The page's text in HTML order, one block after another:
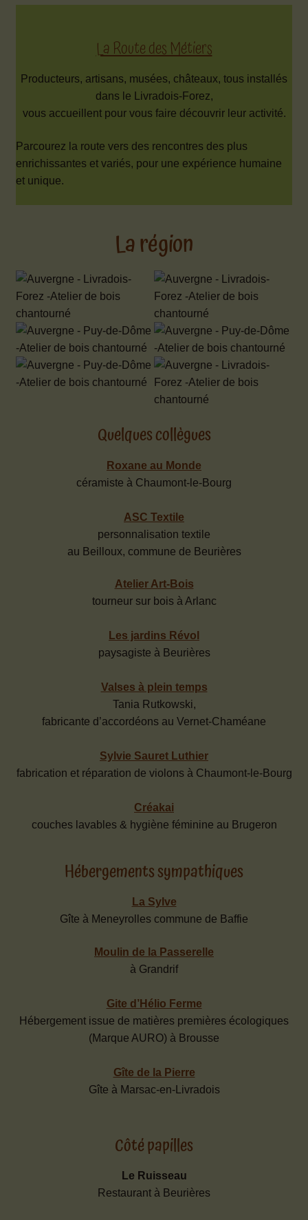
La Route des Métiers
Producteurs, artisans, musées, châteaux, tous installés
dans le Livradois-Forez,
vous accueillent pour vous faire découvrir leur activité.
Parcourez la route vers des rencontres des plus
enrichissantes et variés, pour une expérience humaine
et unique.
La région
Quelques collègues
Roxane au Monde
céramiste à Chaumont-le-Bourg
ASC Textile
personnalisation textile
au Beilloux, commune de Beurières
Atelier Art-Bois
tourneur sur bois à Arlanc
Les jardins Révol
paysagiste à Beurières
Valses à plein temps
Tania Rutkowski,
fabricante d’accordéons au Vernet-Chaméane
Sylvie Sauret Luthier
fabrication et réparation de violons à Chaumont-le-Bourg
Créakai
couches lavables & hygiène féminine au Brugeron
Hébergements sympathiques
La Sylve
Gîte à Meneyrolles commune de Baffie
Moulin de la Passerelle
à Grandrif
Gite d’Hélio Ferme
Hébergement issue de matières premières écologiques
(Marque AURO) à Brousse
Gîte de la Pierre
Gîte à Marsac-en-Livradois
Côté papilles
Le Ruisseau
Restaurant à Beurières